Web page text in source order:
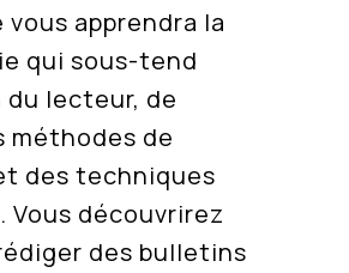
apprendra la
qui sous-tend
lecteur, de
méthodes de
des techniques
Vous découvrirez
des bulletins